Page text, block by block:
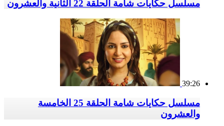
مسلسل حكايات شامة الحلقة 22 الثانية والعشرون
39:26
مسلسل حكايات شامة الحلقة 25 الخامسة
والعشرون